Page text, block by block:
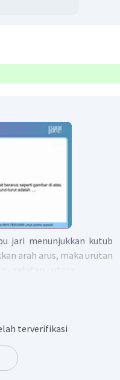
jari menunjukkan kutub
arah arus, maka urutan
- selatan - utara.
terverifikasi